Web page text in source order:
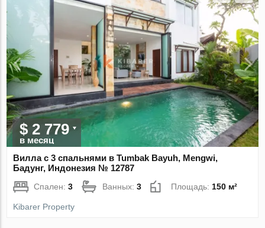
$ 2 779
в месяц
Вилла с 3 спальнями в Tumbak Bayuh, Mengwi,
Бадунг, Индонезия № 12787
Спален:3 Ванных:3 Площадь:150 м²
Kibarer Property